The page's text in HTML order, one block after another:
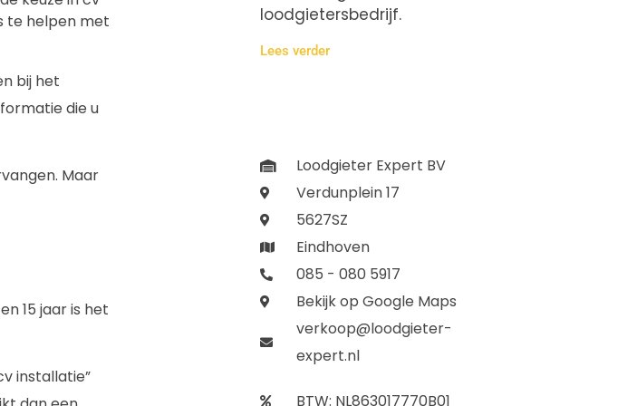
te helpen met
bij het
die u
Maar
15 jaar is het
installatie”
loodgietersbedrijf.
Lees verder
Loodgieter Expert BV
Verdunplein 17
5627SZ
Eindhoven
085 - 080 5917
Bekijk op Google Maps
verkoop@loodgieter-
expert.nl
BTW: NL863017770B01